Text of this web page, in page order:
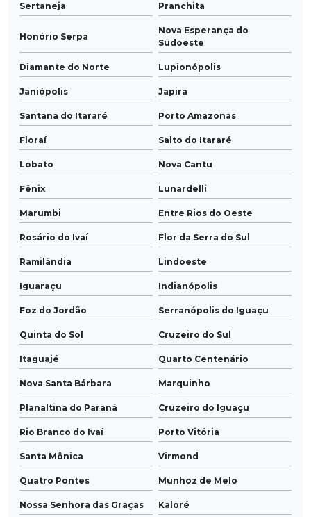
Sertaneja Pranchita
Honório Serpa
Nova Esperança do
Sudoeste
Diamante do Norte Lupionópolis
Janiópolis Japira
Santana do Itararé Porto Amazonas
Floraí Salto do Itararé
Lobato Nova Cantu
Fênix Lunardelli
Marumbi Entre Rios do Oeste
Rosário do Ivaí Flor da Serra do Sul
Ramilândia Lindoeste
Iguaraçu Indianópolis
Foz do Jordão Serranópolis do Iguaçu
Quinta do Sol Cruzeiro do Sul
Itaguajé Quarto Centenário
Nova Santa Bárbara Marquinho
Planaltina do Paraná Cruzeiro do Iguaçu
Rio Branco do Ivaí Porto Vitória
Santa Mônica Virmond
Quatro Pontes Munhoz de Melo
Nossa Senhora das Graças Kaloré